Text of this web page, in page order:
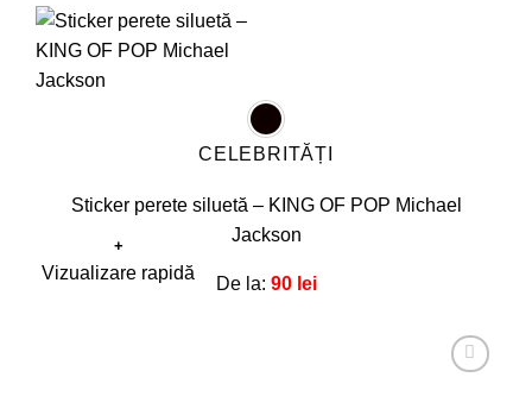
+
Acest
Vizualizare rapidă
CELEBRITĂȚI
Sticker perete siluetă – KING OF POP Michael
Jackson
De la: 90 lei